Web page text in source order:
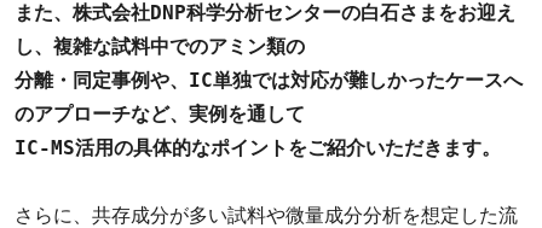
また、株式会社DNP科学分析センターの白石さまをお迎え
し、複雑な試料中でのアミン類の
分離・同定事例や、IC単独では対応が難しかったケースへ
のアプローチなど、実例を通して
IC-MS活用の具体的なポイントをご紹介いただきます。
さらに、共存成分が多い試料や微量成分分析を想定した流